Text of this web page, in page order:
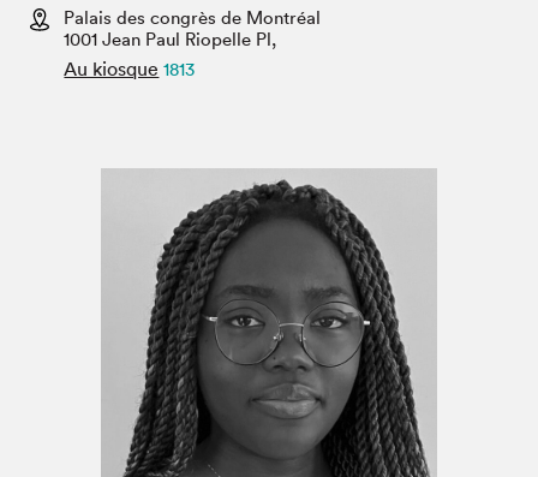
Espace médias
Palais des congrès de Montréal
1001 Jean Paul Riopelle Pl,
Au kiosque 1813